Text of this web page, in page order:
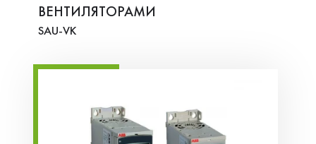
ВЕНТИЛЯТОРАМИ
SAU-VK